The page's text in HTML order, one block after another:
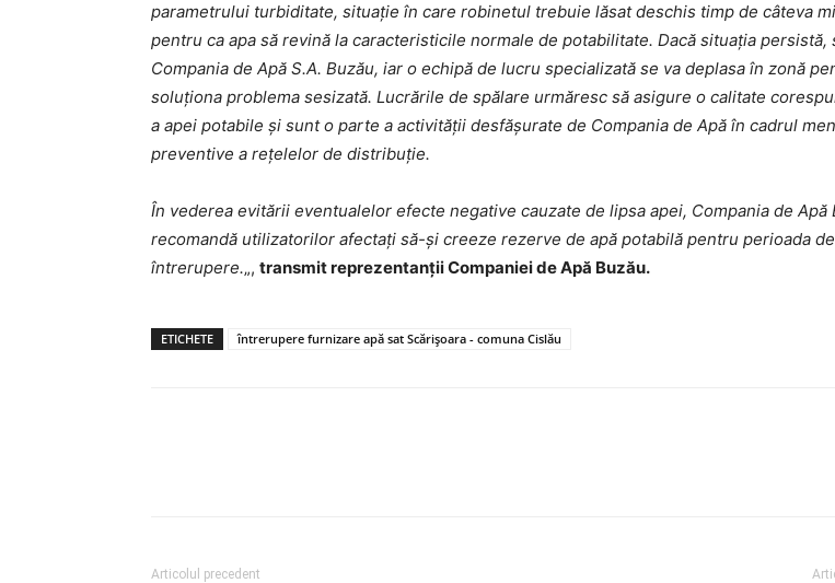
parametrului turbiditate, situație în care robinetul trebuie lăsat deschis timp de câteva
pentru ca apa să revină la caracteristicile normale de potabilitate. Dacă situația persistă,
Compania de Apă S.A. Buzău, iar o echipă de lucru specializată se va deplasa în zonă
soluționa problema sesizată. Lucrările de spălare urmăresc să asigure o calitate
a apei potabile și sunt o parte a activității desfășurate de Compania de Apă în cadrul
preventive a rețelelor de distribuție.
În vederea evitării eventualelor efecte negative cauzate de lipsa apei, Compania de Apă
recomandă utilizatorilor afectați să-şi creeze rezerve de apă potabilă pentru perioada de
întrerupere.„, transmit reprezentanții Companiei de Apă Buzău.
ETICHETE întrerupere furnizare apă sat Scărișoara - comuna Cislău
Articolul precedent